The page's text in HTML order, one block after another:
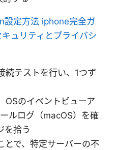
設定方法 iphone完全ガ
ュリティとプライバシ
続テストを行い、1つず
OSのイベントビューア
ルログ（macOS）を確
を拾う
とで、特定サーバーの不